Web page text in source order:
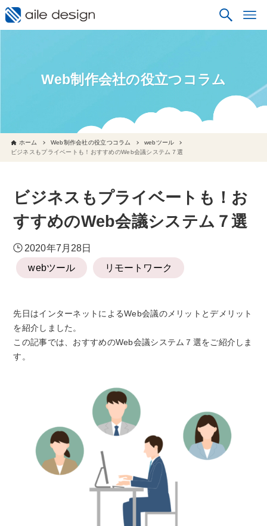
Web制作会社の役立つコラム
ホーム Web制作会社の役立つコラム
webツール
ビジネスもプライベートも！おすすめのWeb会議システム７選
ビジネスもプライベートも！お
すすめのWeb会議システム７選
2020年7月28日
webツール
リモートワーク
先日はインターネットによるWeb会議のメリットとデメリット
を紹介しました。
この記事では、おすすめのWeb会議システム７選をご紹介しま
す。